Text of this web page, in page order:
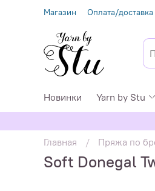
Магазин Оплата/доставка
Новинки Yarn by Stu
Главная Пряжа по
Soft Donegal